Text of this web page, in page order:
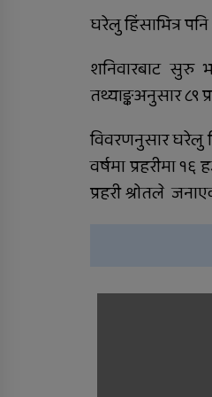
घरेलु हिंसाभित्र
शनिवारबाट सुरु
तथ्याङ्कअनुसार ८९
विवरणनुसार घरेलु
वर्षमा प्रहरीमा
प्रहरी श्राेतले